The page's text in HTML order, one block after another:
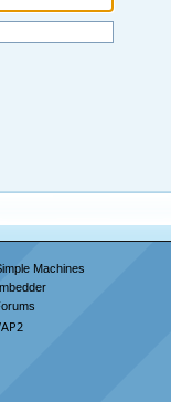
Machines